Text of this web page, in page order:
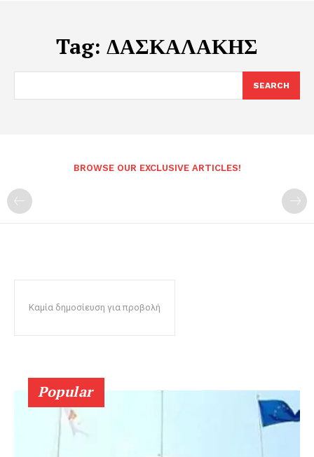
Tag: ΔΑΣΚΑΛΑΚΗΣ
SEARCH
BROWSE OUR EXCLUSIVE ARTICLES!
Καμία δημοσίευση για προβολή
Popular